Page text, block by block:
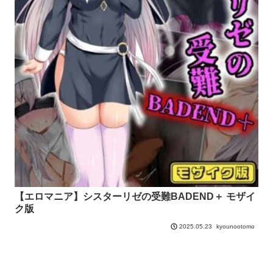
【エロマニア】シスターリゼの受難BADEND＋ モザイ
ク版
2025.05.23 kyounootomo